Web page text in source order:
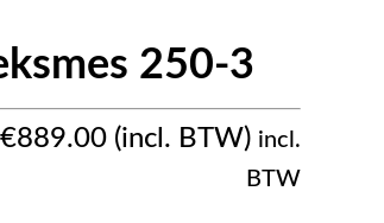
250-3
€889.00
incl.
BTW